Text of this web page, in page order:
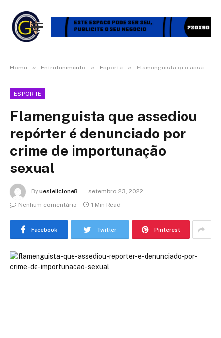
Home » Entretenimento » Esporte » Flamenguista que assediou repórter é denunciado por crime de importunação sexual
ESPORTE
Flamenguista que assediou
repórter é denunciado por
crime de importunação
sexual
By uesleiiclone8
setembro 23, 2022
Nenhum comentário
1 Min Read
Facebook Twitter Pinterest